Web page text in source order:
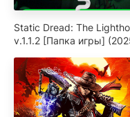
Static Dread: The
v.1.1.2 [Папка игры]